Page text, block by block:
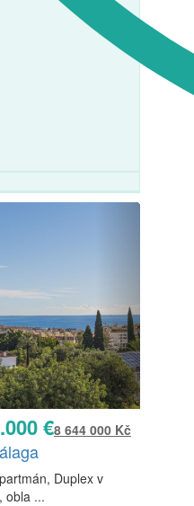
€8 644 000 Kč
Duplex v
obla ...